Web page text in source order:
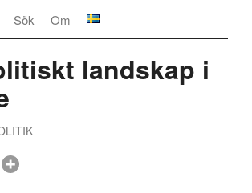
Om
Sök
landskap i